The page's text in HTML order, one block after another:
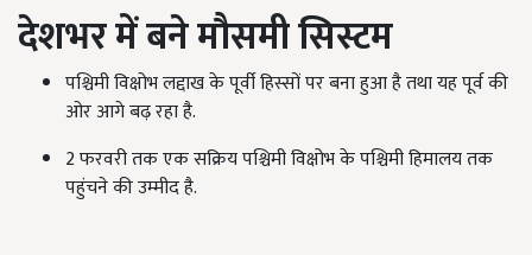
देशभर में बने मौसमी सिस्टम
पश्चिमी विक्षोभ लद्दाख के पूर्वी हिस्सों पर बना हुआ है तथा यह पूर्व की
ओर आगे बढ़ रहा है.
2 फरवरी तक एक सक्रिय पश्चिमी विक्षोभ के पश्चिमी हिमालय तक
पहुंचने की उम्मीद है.